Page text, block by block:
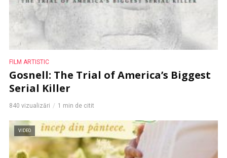
FILM ARTISTIC
Gosnell: The Trial of America’s Biggest
Serial Killer
840 vizualizări 1 min de citit
VIDEO